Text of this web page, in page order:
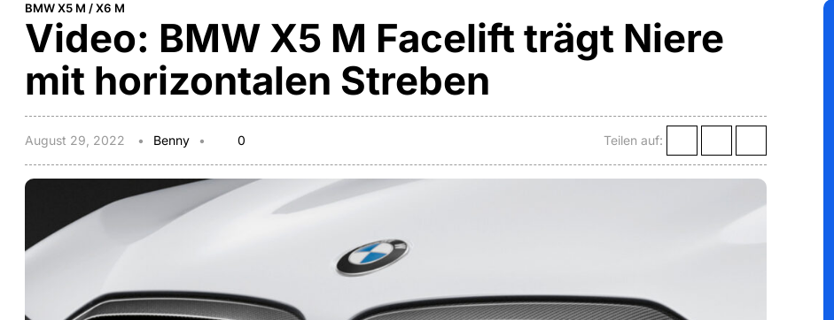
BMW X5 M / X6 M
Video: BMW X5 M Facelift trägt Niere
mit horizontalen Streben
August 29, 2022 Benny 0 Teilen auf: